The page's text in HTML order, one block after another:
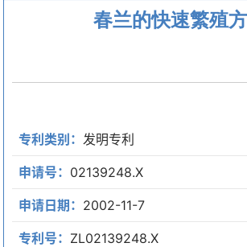
春兰的快速繁殖
专利类别： 发明专利
申请号： 02139248.X
申请日期： 2002-11-7
专利号： ZL02139248.X